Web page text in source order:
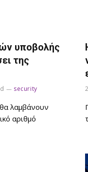
υποβολής
της
security
λαμβάνουν
αριθμό